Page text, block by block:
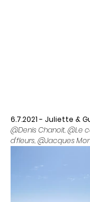
6.7.2021 - Juliette &
@Denis Chanoit, @Le
d'fleurs, @Jacques